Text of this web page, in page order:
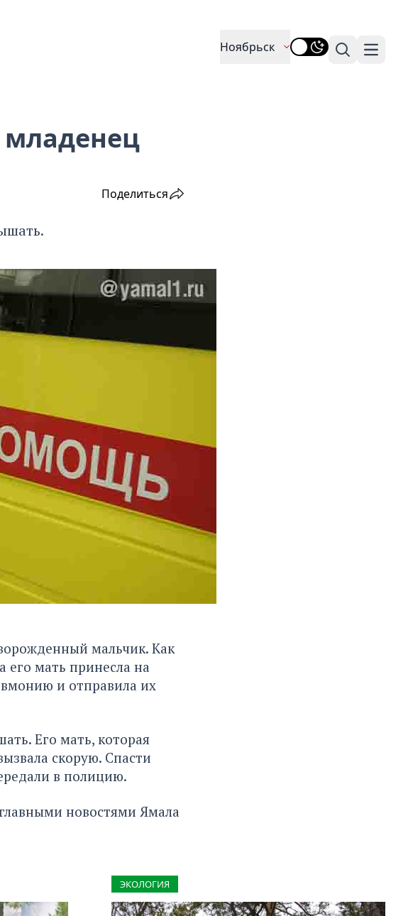
Ноябрьск
Поиск
младенец
Поделиться
мальчик. Как
его мать принесла на
и отправила их
Его мать, которая
скорую. Спасти
в полицию.
новостями Ямала
ЭКОЛОГИЯ